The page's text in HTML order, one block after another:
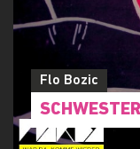
Flo Bozic